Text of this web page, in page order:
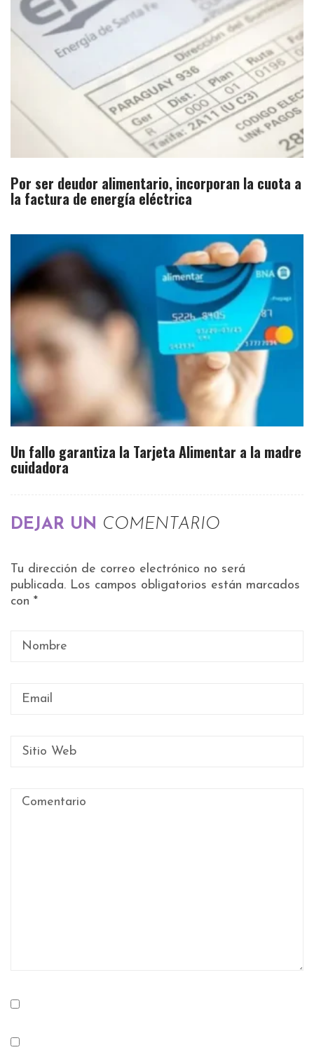
Por ser deudor alimentario, incorporan la cuota a
la factura de energía eléctrica
Un fallo garantiza la Tarjeta Alimentar a la madre
cuidadora
DEJAR UN COMENTARIO
Tu dirección de correo electrónico no será
publicada. Los campos obligatorios están marcados
con *